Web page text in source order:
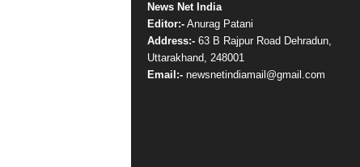
News Net India
Editor:-Anurag Patani
Address:-63 B Rajpur Road Dehradun,
Uttarakhand, 248001
Email:-newsnetindiamail@gmail.com